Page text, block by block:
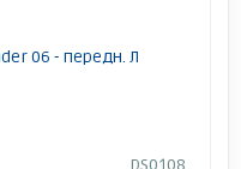
06 - передн. Л
DS0108